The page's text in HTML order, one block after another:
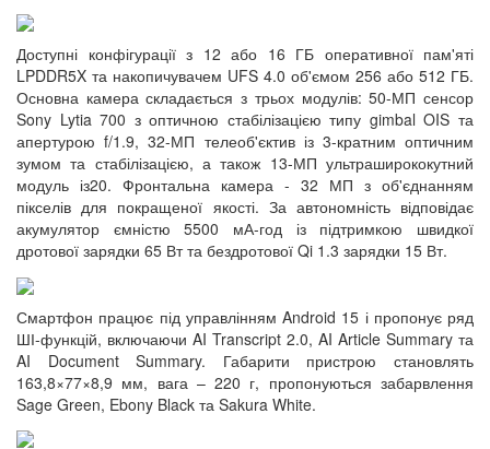
Доступні конфігурації з 12 або 16 ГБ оперативної пам'яті
LPDDR5X та накопичувачем UFS 4.0 об'ємом 256 або 512 ГБ.
Основна камера складається з трьох модулів: 50-МП сенсор
Sony Lytia 700 з оптичною стабілізацією типу gimbal OIS та
апертурою f/1.9, 32-МП телеоб'єктив із 3-кратним оптичним
зумом та стабілізацією, а також 13-МП ультраширококутний
модуль із20. Фронтальна камера - 32 МП з об'єднанням
пікселів для покращеної якості. За автономність відповідає
акумулятор ємністю 5500 мА-год із підтримкою швидкої
дротової зарядки 65 Вт та бездротової Qi 1.3 зарядки 15 Вт.
Смартфон працює під управлінням Android 15 і пропонує ряд
ШІ-функцій, включаючи AI Transcript 2.0, AI Article Summary та
AI Document Summary. Габарити пристрою становлять
163,8×77×8,9 мм, вага – 220 г, пропонуються забарвлення
Sage Green, Ebony Black та Sakura White.